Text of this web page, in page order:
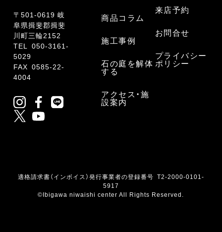
商品コラム
施工事例
石の庭を解体
する
アクセス・施
設案内
来店予約
お問合せ
プライバシー
ポリシー
〒501-0619 岐
阜県揖斐郡揖斐
川町三輪2152
TEL 050-3161-
5029
FAX 0585-22-
4004
適格請求書（インボイス）発行事業者の登録番号 T2-2000-0101-
5917
©Ibigawa niwaishi center All Rights Reserved.